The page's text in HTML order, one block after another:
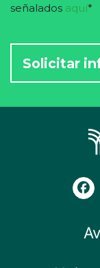
señalados aquí*